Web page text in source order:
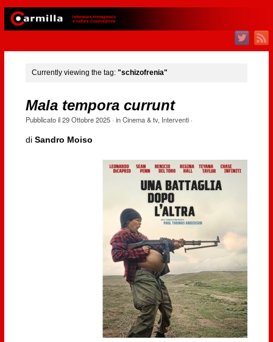
Currently viewing the tag: "schizofrenia"
Mala tempora currunt
Pubblicato il29 Ottobre 2025· inCinema & tv, Interventi·
di Sandro Moiso